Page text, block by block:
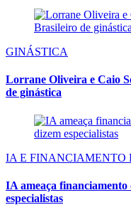
GINÁSTICA
Lorrane Oliveira e Caio
de ginástica
IA E FINANCIAMENTO
IA ameaça
especialistas